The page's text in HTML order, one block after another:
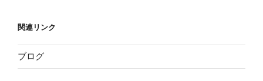
関連リンク
ブログ